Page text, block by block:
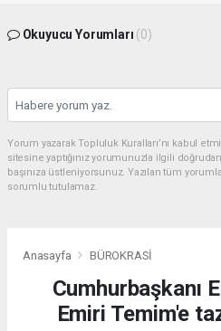
Okuyucu Yorumları (0)
Yorum yazarak Topluluk Kuralları’nı kabul
sitesine yaptığınız yorumunuzla ilgili
başınıza üstleniyorsunuz. Yazılan tüm
sorumlu tutulamaz.
Anasayfa BÜROKRASİ
Cumhurbaşkanı
Emiri Temim'e